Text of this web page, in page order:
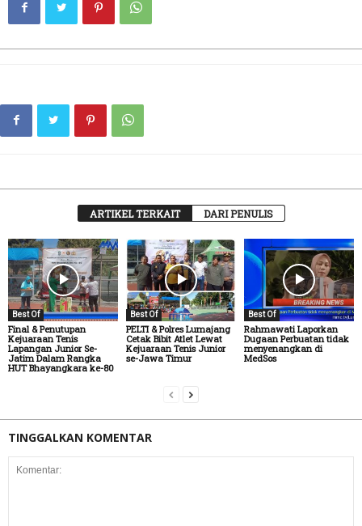
ARTIKEL TERKAIT DARI PENULIS
Best Of
Final & Penutupan
Kejuaraan Tenis
Lapangan Junior Se-
Jatim Dalam Rangka
HUT Bhayangkara ke-80
Best Of
PELTI & Polres Lumajang
Cetak Bibit Atlet Lewat
Kejuaraan Tenis Junior
se-Jawa Timur
Best Of
Rahmawati Laporkan
Dugaan Perbuatan tidak
menyenangkan di
MedSos
TINGGALKAN KOMENTAR